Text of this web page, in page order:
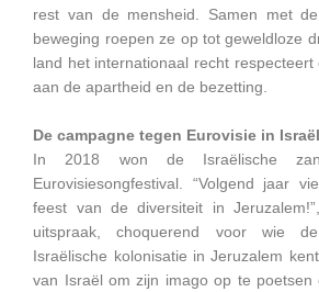
rest van de mensheid. Samen met
beweging roepen ze op tot geweldloze
land het internationaal recht
aan de apartheid en de bezetting.
De campagne tegen Eurovisie in Israël
In 2018 won de Israëlische
Eurovisiesongfestival. “Volgend jaar
feest van de diversiteit in
uitspraak, choquerend voor wie
Israëlische kolonisatie in Jeruzalem
van Israël om zijn imago op te poetsen